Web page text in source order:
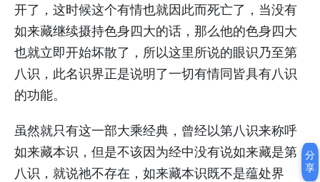
开了，这时候这个有情也就因此而死亡了，当没有
如来藏继续摄持色身四大的话，那么他的色身四大
也就立即开始坏散了，所以这里所说的眼识乃至第
八识，此名识界正是说明了一切有情同皆具有八识
的功能。
虽然就只有这一部大乘经典，曾经以第八识来称呼
如来藏本识，但是不该因为经中没有说如来藏是第
八识，就说祂不存在，如来藏本识既不是蕴处界
分
享